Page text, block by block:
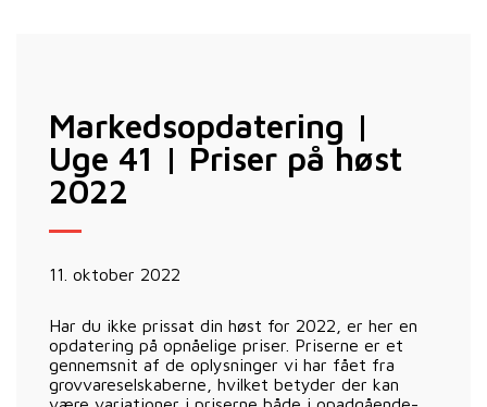
Markedsopdatering |
Uge 41 | Priser på høst
2022
11. oktober 2022
Har du ikke prissat din høst for 2022, er her en
opdatering på opnåelige priser. Priserne er et
gennemsnit af de oplysninger vi har fået fra
grovvareselskaberne, hvilket betyder der kan